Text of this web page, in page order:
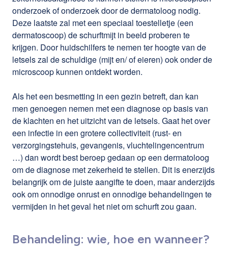
onderzoek of onderzoek door de dermatoloog nodig.
Deze laatste zal met een speciaal toestelletje (een
dermatoscoop) de schurftmijt in beeld proberen te
krijgen. Door huidschilfers te nemen ter hoogte van de
letsels zal de schuldige (mijt en/ of eieren) ook onder de
microscoop kunnen ontdekt worden.
Als het een besmetting in een gezin betreft, dan kan
men genoegen nemen met een diagnose op basis van
de klachten en het uitzicht van de letsels. Gaat het over
een infectie in een grotere collectiviteit (rust- en
verzorgingstehuis, gevangenis, vluchtelingencentrum
…) dan wordt best beroep gedaan op een dermatoloog
om de diagnose met zekerheid te stellen. Dit is enerzijds
belangrijk om de juiste aangifte te doen, maar anderzijds
ook om onnodige onrust en onnodige behandelingen te
vermijden in het geval het niet om schurft zou gaan.
Behandeling: wie, hoe en wanneer?